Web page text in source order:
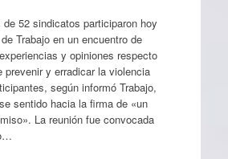
de 52 sindicatos participaron hoy
Trabajo en un encuentro de
y opiniones respecto
prevenir y erradicar la violencia
según informó Trabajo,
sentido hacia la firma de «un
La reunión fue convocada